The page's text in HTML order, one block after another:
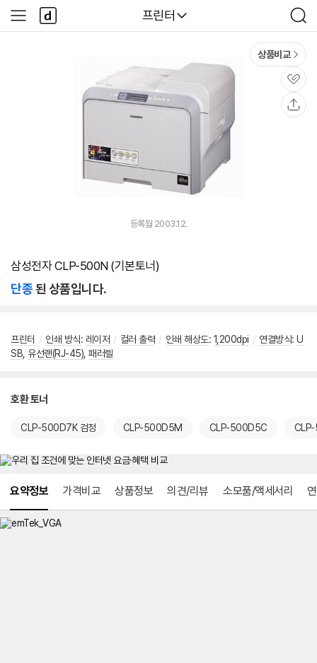
다나와
프린터
검
색
사
이
다
나
와
상품비교
관
심
등록월 2003.12.
삼성전자 CLP-500N (기본토너)
단종된 상품입니다.
프린터 / 인쇄 방식: 레이저 / 컬러 출력 / 인쇄 해상도: 1,200dpi / 연결방식: U
SB 유선랜(RJ-45) 패러렐
호환 토너
CLP-500D7K 검정 CLP-500D5M CLP-500D5C
요약정보 가격비교 상품정보 의견/리뷰 소모품/액세서리